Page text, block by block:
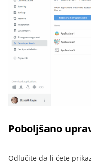
Poboljšano
Odlučite da li ćete